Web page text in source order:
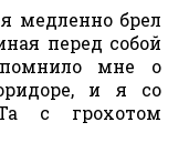
медленно брел
перед собой
мне о
и я со
с грохотом